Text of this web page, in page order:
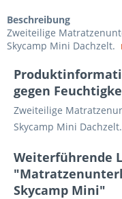
Beschreibung
Zweiteilige
Skycamp Mini Dachzelt.
gegen
Zweiteilige
Skycamp Mini Dachzelt.
Weiterführende
Skycamp Mini"